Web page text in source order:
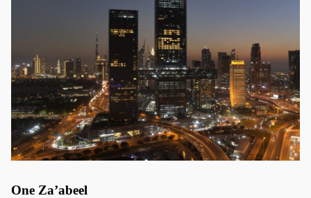
One Za’abeel